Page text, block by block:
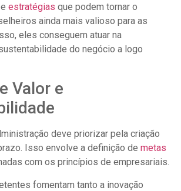
estratégias que podem tornar o
ainda mais valioso para as
eles conseguem atuar na
do negócio a logo
Valor e
deve priorizar pela criação
Isso envolve a definição de metas
com os princípios de empresariais.
fomentam tanto a inovação